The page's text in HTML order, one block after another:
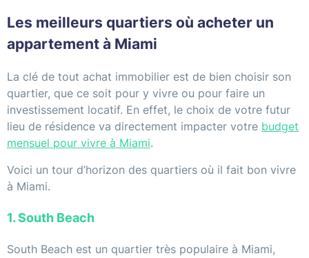
Les meilleurs quartiers où acheter un
appartement à Miami
La clé de tout achat immobilier est de bien choisir son
quartier, que ce soit pour y vivre ou pour faire un
investissement locatif. En effet, le choix de votre futur
lieu de résidence va directement impacter votre budget
mensuel pour vivre à Miami.
Voici un tour d’horizon des quartiers où il fait bon vivre
à Miami.
1. South Beach
South Beach est un quartier très populaire à Miami,